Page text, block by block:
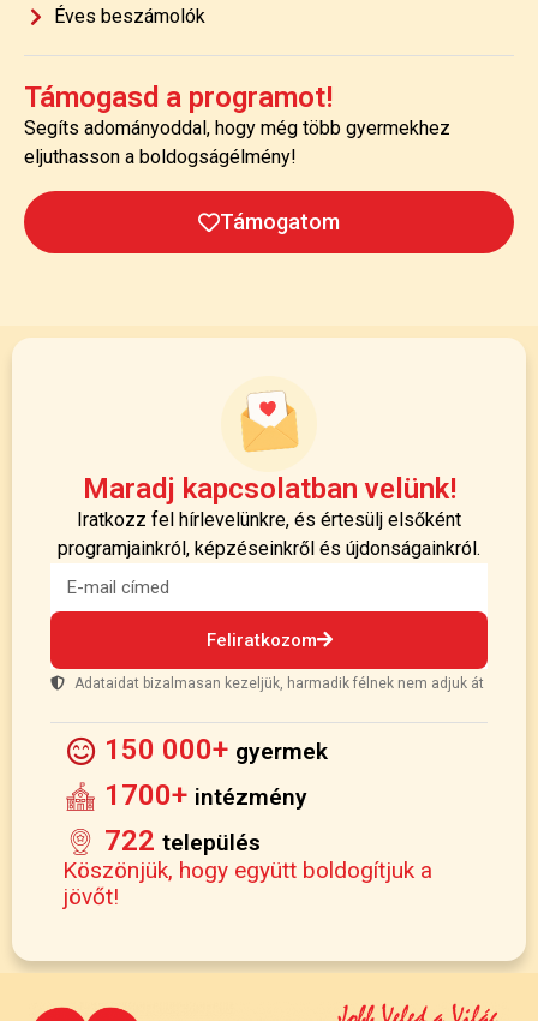
Éves beszámolók
Támogasd a programot!
Segíts adományoddal, hogy még több gyermekhez
eljuthasson a boldogságélmény!
Támogatom
Maradj kapcsolatban velünk!
Iratkozz fel hírlevelünkre, és értesülj elsőként
programjainkról, képzéseinkről és újdonságainkról.
Feliratkozom
Adataidat bizalmasan kezeljük, harmadik félnek nem adjuk át
150 000+ gyermek
1700+ intézmény
722 település
Köszönjük, hogy együtt boldogítjuk a
jövőt!